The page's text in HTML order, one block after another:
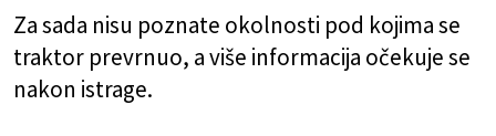
Za sada nisu poznate okolnosti pod kojima se
traktor prevrnuo, a više informacija očekuje se
nakon istrage.